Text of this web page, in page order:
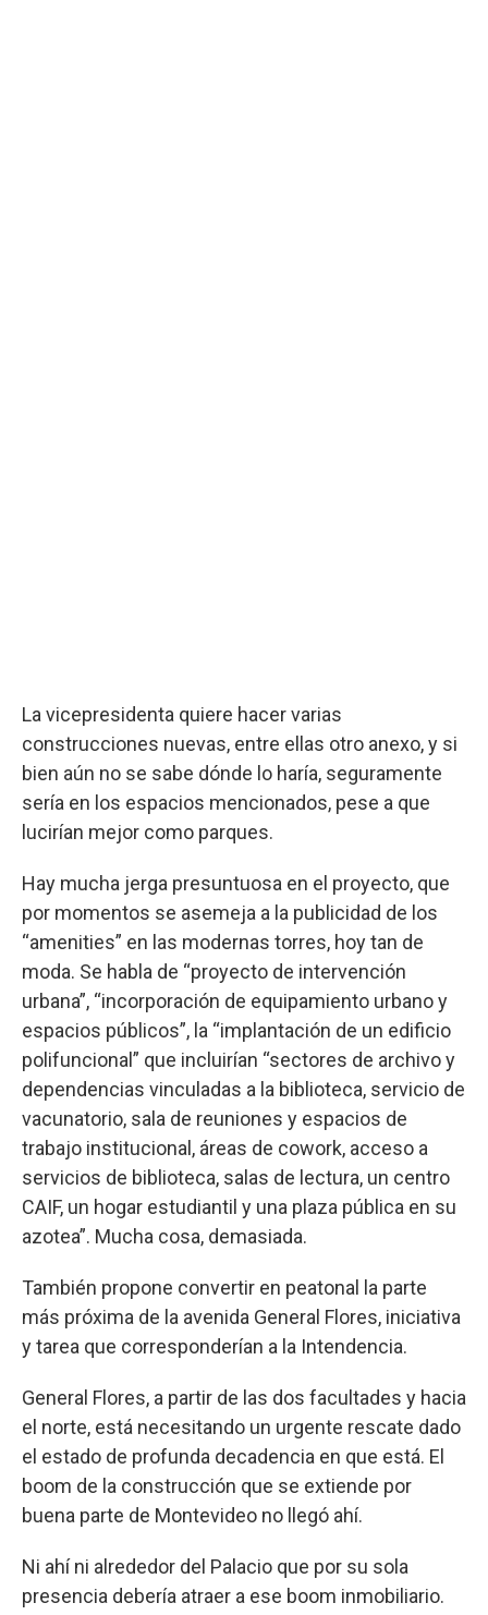
La vicepresidenta quiere hacer varias
construcciones nuevas, entre ellas otro anexo, y si
bien aún no se sabe dónde lo haría, seguramente
sería en los espacios mencionados, pese a que
lucirían mejor como parques.
Hay mucha jerga presuntuosa en el proyecto, que
por momentos se asemeja a la publicidad de los
“amenities” en las modernas torres, hoy tan de
moda. Se habla de “proyecto de intervención
urbana”, “incorporación de equipamiento urbano y
espacios públicos”, la “implantación de un edificio
polifuncional” que incluirían “sectores de archivo y
dependencias vinculadas a la biblioteca, servicio de
vacunatorio, sala de reuniones y espacios de
trabajo institucional, áreas de cowork, acceso a
servicios de biblioteca, salas de lectura, un centro
CAIF, un hogar estudiantil y una plaza pública en su
azotea”. Mucha cosa, demasiada.
También propone convertir en peatonal la parte
más próxima de la avenida General Flores, iniciativa
y tarea que corresponderían a la Intendencia.
General Flores, a partir de las dos facultades y hacia
el norte, está necesitando un urgente rescate dado
el estado de profunda decadencia en que está. El
boom de la construcción que se extiende por
buena parte de Montevideo no llegó ahí.
Ni ahí ni alrededor del Palacio que por su sola
presencia debería atraer a ese boom inmobiliario.